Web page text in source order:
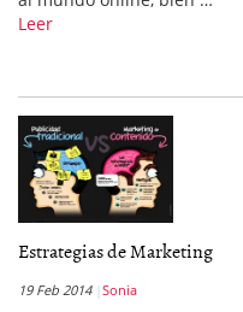
Leer
Estrategias de Marketing
19 Feb 2014 Sonia